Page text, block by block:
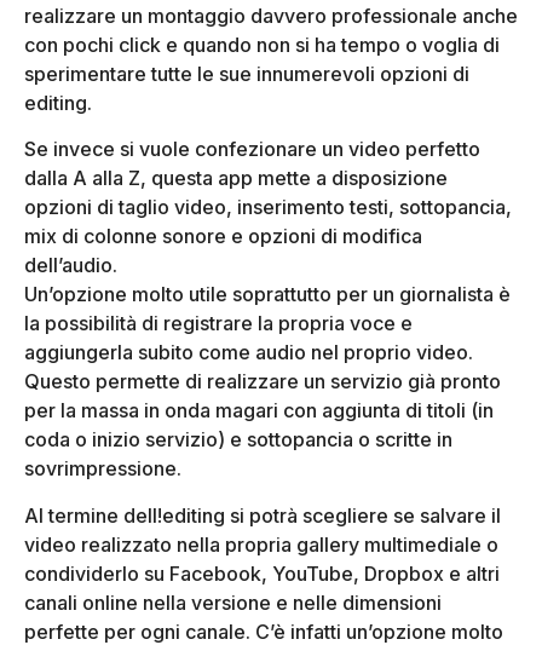
realizzare un montaggio davvero professionale anche
con pochi click e quando non si ha tempo o voglia di
sperimentare tutte le sue innumerevoli opzioni di
editing.
Se invece si vuole confezionare un video perfetto
dalla A alla Z, questa app mette a disposizione
opzioni di taglio video, inserimento testi, sottopancia,
mix di colonne sonore e opzioni di modifica
dell’audio.
Un’opzione molto utile soprattutto per un giornalista è
la possibilità di registrare la propria voce e
aggiungerla subito come audio nel proprio video.
Questo permette di realizzare un servizio già pronto
per la massa in onda magari con aggiunta di titoli (in
coda o inizio servizio) e sottopancia o scritte in
sovrimpressione.
Al termine dell!editing si potrà scegliere se salvare il
video realizzato nella propria gallery multimediale o
condividerlo su Facebook, YouTube, Dropbox e altri
canali online nella versione e nelle dimensioni
perfette per ogni canale. C’è infatti un’opzione molto